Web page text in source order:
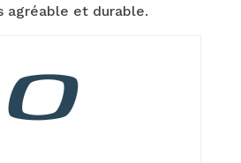
agréable et durable.